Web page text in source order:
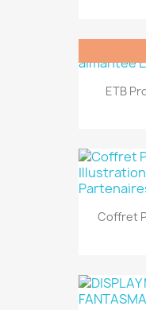
ETB
Coffret